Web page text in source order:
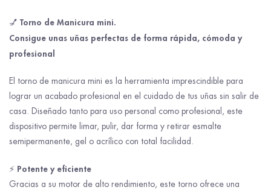
💅 Torno de Manicura mini.
Consigue unas uñas perfectas de forma rápida, cómoda y
profesional
El torno de manicura mini es la herramienta imprescindible para
lograr un acabado profesional en el cuidado de tus uñas sin salir de
casa. Diseñado tanto para uso personal como profesional, este
dispositivo permite limar, pulir, dar forma y retirar esmalte
semipermanente, gel o acrílico con total facilidad.
⚡ Potente y eficiente
Gracias a su motor de alto rendimiento, este torno ofrece una